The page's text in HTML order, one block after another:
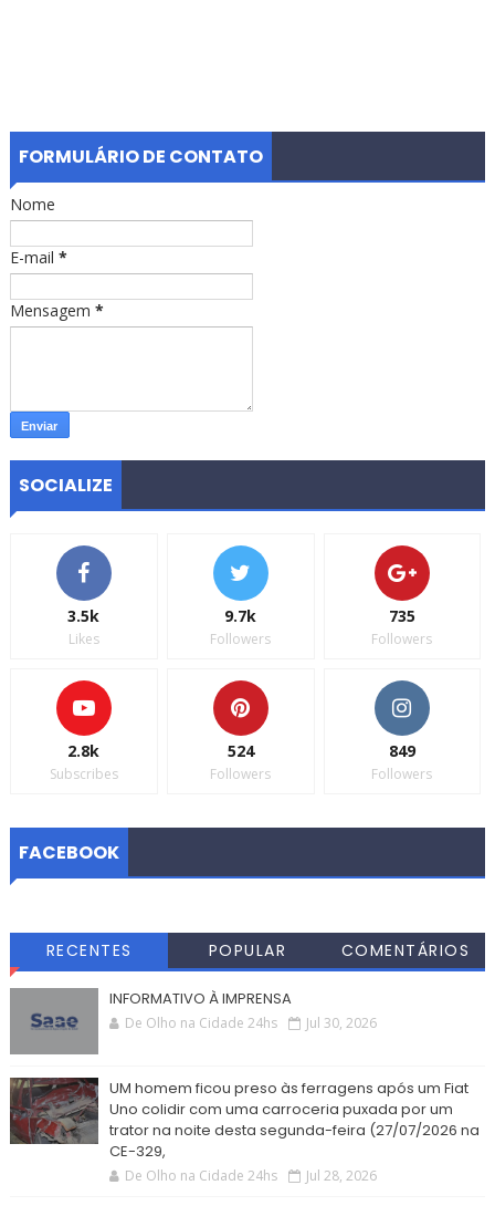
FORMULÁRIO DE CONTATO
Nome
E-mail *
Mensagem *
SOCIALIZE
3.5k
Likes
9.7k
Followers
735
Followers
2.8k
Subscribes
524
Followers
849
Followers
FACEBOOK
RECENTES POPULAR COMENTÁRIOS
INFORMATIVO À IMPRENSA
De Olho na Cidade 24hs Jul 30, 2026
UM homem ficou preso às ferragens após um Fiat
Uno colidir com uma carroceria puxada por um
trator na noite desta segunda-feira (27/07/2026 na
CE-329,
De Olho na Cidade 24hs Jul 28, 2026